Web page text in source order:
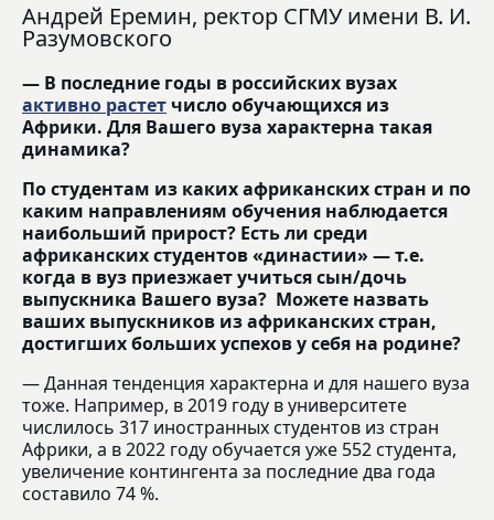
Андрей Еремин, ректор СГМУ имени В. И.
Разумовского
— В последние годы в российских вузах
активно растет число обучающихся из
Африки. Для Вашего вуза характерна такая
динамика?
По студентам из каких африканских стран и по
каким направлениям обучения наблюдается
наибольший прирост? Есть ли среди
африканских студентов «династии» —т.е.
когда в вуз приезжает учиться сын/дочь
выпускника Вашего вуза? Можете назвать
ваших выпускников из африканских стран,
достигших больших успехов у себя на родине?
— Данная тенденция характерна и для нашего вуза
тоже. Например, в 2019 году в университете
числилось 317 иностранных студентов из стран
Африки, а в 2022 году обучается уже 552 студента,
увеличение контингента за последние два года
составило 74 %.